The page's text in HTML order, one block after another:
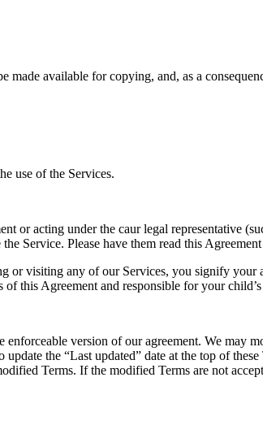
available for copying, and, as a
use of the Services.
or acting under the caur legal representative
Service. Please have them read this
or visiting any of our Services, you signify
this Agreement and responsible for your
enforceable version of our agreement. We may
the “Last updated” date at the top of
Terms. If the modified Terms are not